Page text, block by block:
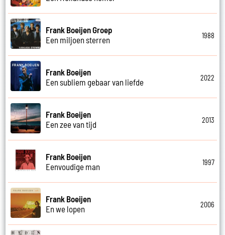
Frank Boeijen Groep
Een miljoen sterren
1988
Frank Boeijen
Een subliem gebaar van liefde
2022
Frank Boeijen
Een zee van tijd
2013
Frank Boeijen
Eenvoudige man
1997
Frank Boeijen
En we lopen
2006